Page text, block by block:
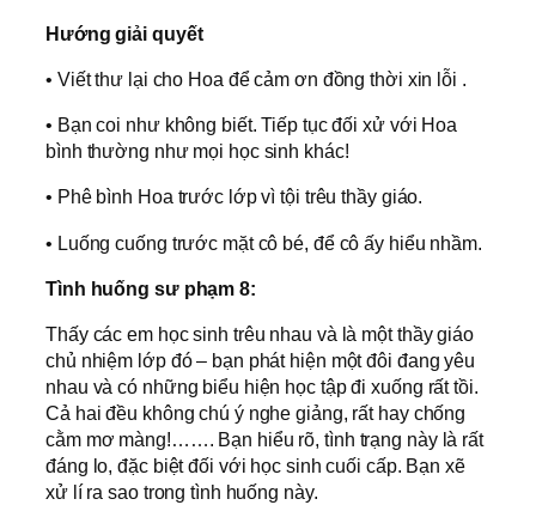
Hướng giải quyết
• Viết thư lại cho Hoa để cảm ơn đồng thời xin lỗi .
• Bạn coi như không biết. Tiếp tục đối xử với Hoa
bình thường như mọi học sinh khác!
• Phê bình Hoa trước lớp vì tội trêu thầy giáo.
• Luống cuống trước mặt cô bé, để cô ấy hiểu nhầm.
Tình huống sư phạm 8:
Thấy các em học sinh trêu nhau và là một thầy giáo
chủ nhiệm lớp đó – bạn phát hiện một đôi đang yêu
nhau và có những biểu hiện học tập đi xuống rất tồi.
Cả hai đều không chú ý nghe giảng, rất hay chống
cằm mơ màng!……. Bạn hiểu rõ, tình trạng này là rất
đáng lo, đặc biệt đối với học sinh cuối cấp. Bạn xẽ
xử lí ra sao trong tình huống này.